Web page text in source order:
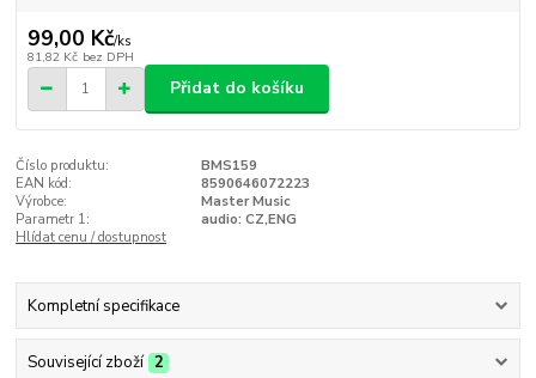
99,00 Kč/ks
81,82 Kč bez DPH
Přidat do košíku
Číslo produktu:
BMS159
EAN kód:
8590646072223
Výrobce:
Master Music
Parametr 1:
audio: CZ,ENG
Hlídat cenu / dostupnost
Kompletní specifikace
Související zboží 2